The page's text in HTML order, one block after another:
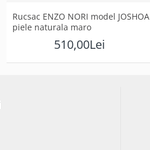
Rucsac ENZO NORI model JOSHOA
piele naturala maro
510,00Lei